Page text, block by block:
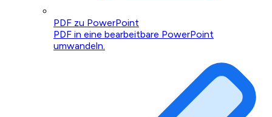
PDF zu PowerPoint
PDF in eine bearbeitbare PowerPoint
umwandeln.